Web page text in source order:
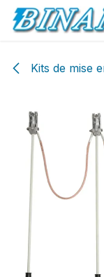
Se rendre au
Kits de mise